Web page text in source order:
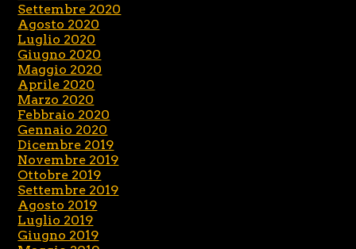
Settembre 2020
Agosto 2020
Luglio 2020
Giugno 2020
Maggio 2020
Aprile 2020
Marzo 2020
Febbraio 2020
Gennaio 2020
Dicembre 2019
Novembre 2019
Ottobre 2019
Settembre 2019
Agosto 2019
Luglio 2019
Giugno 2019